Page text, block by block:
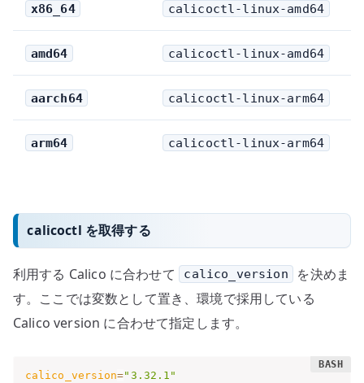
x86_64 calicoctl-linux-amd64
amd64 calicoctl-linux-amd64
aarch64 calicoctl-linux-arm64
arm64 calicoctl-linux-arm64
calicoctl を取得する
利用する Calico に合わせて calico_version
を決めま
す。ここでは変数として置き、環境で採用している
Calico version に合わせて指定します。
calico_version="3.32.1"